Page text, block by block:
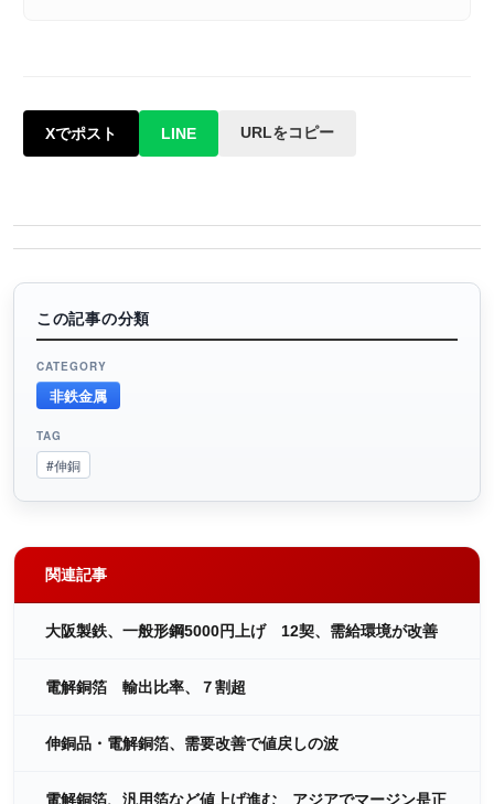
Xでポスト LINE URLをコピー
この記事の分類
CATEGORY
非鉄金属
TAG
#伸銅
関連記事
大阪製鉄、一般形鋼5000円上げ 12契、需給環境が改善
電解銅箔 輸出比率、７割超
伸銅品・電解銅箔、需要改善で値戻しの波
電解銅箔、汎用箔など値上げ進む アジアでマージン是正